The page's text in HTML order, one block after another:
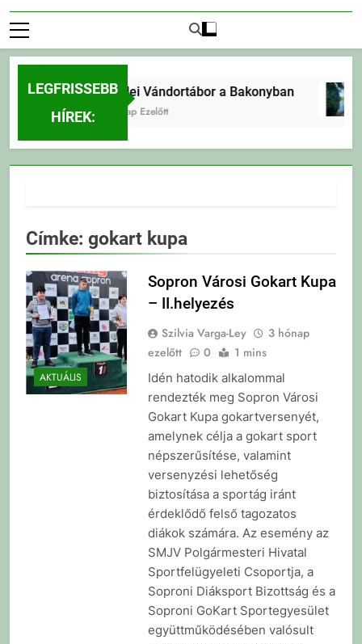
LEGFRISSEBB
HÍREK:
Erdei Vándortábor a Bakonyban
2 Nap Ezelőtt
Címke: gokart kupa
AKTUÁLIS
Sopron Városi Gokart Kupa
– II.helyezés
Szilvia Varga-Ley
3 hónap
ezelőtt
0 1 mins
Idén hatodik alkalommal
rendezték meg Sopron Városi
Gokart Kupa gokartversenyét,
amelynek célja a gokart sport
népszerűsítése, valamint
versenyzési lehetőség
biztosítása a sportág iránt
érdeklődő felső tagozatos
diákok számára. Az esemény az
SMJV Polgármesteri Hivatal
Sportfelügyeleti Csoportja, a
Soproni Diáksport Bizottság és a
Soproni GoKart Sportegyesület
együttműködésében valósult